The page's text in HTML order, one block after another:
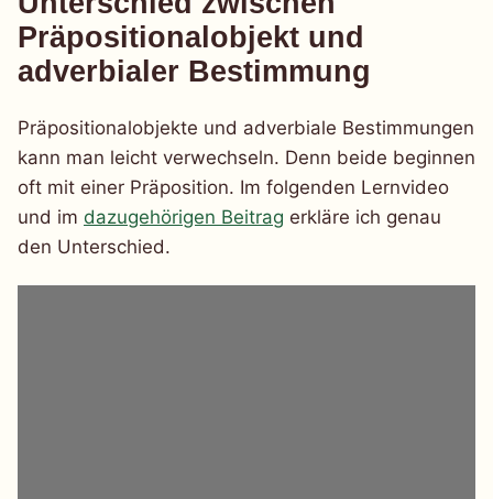
Präpositionalobjekt und
adverbialer Bestimmung
Präpositionalobjekte und adverbiale Bestimmungen
kann man leicht verwechseln. Denn beide beginnen
oft mit einer Präposition. Im folgenden Lernvideo
und im dazugehörigen Beitrag erkläre ich genau
den Unterschied.